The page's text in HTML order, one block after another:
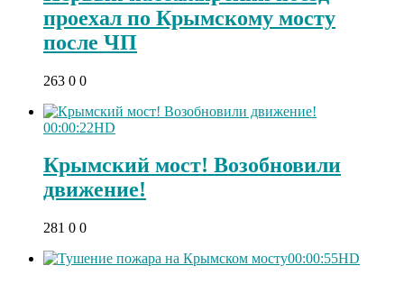
проехал по Крымскому мосту
после ЧП
263 0 0
00:00:22HD
Крымский мост! Возобновили
движение!
281 0 0
00:00:55HD